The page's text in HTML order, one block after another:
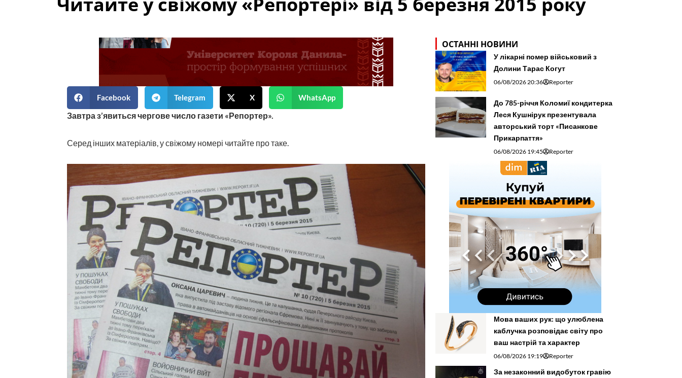
Facebook Telegram X WhatsApp
Завтра з’явиться чергове число газети «Репортер».
Серед інших матеріалів, у свіжому номері читайте про таке.
ОСТАННІ НОВИНИ
У лікарні помер військовий з
Долини Тарас Когут
06/08/2026 20:36 Reporter
До 785-річчя Коломиї кондитерка
Леся Кушнірук презентувала
авторський торт «Писанкове
Прикарпаття»
06/08/2026 19:45 Reporter
Мова ваших рук: що улюблена
каблучка розповідає світу про
ваш настрій та характер
06/08/2026 19:19 Reporter
За незаконний видобуток гравію